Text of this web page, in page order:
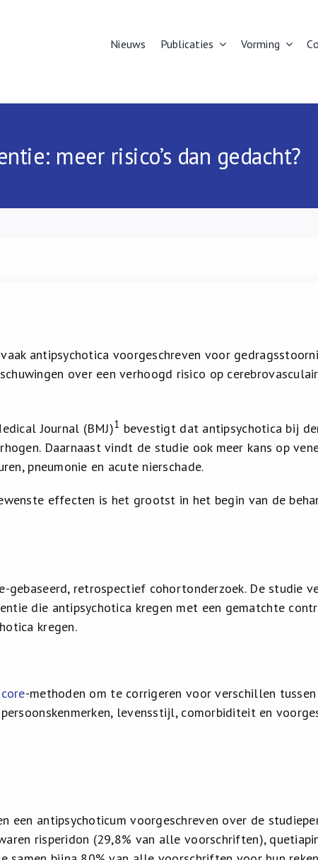
Nieuws Publicaties Vorming
meer risico’s dan gedacht?
antipsychotica voorgeschreven voor
over een verhoogd risico op
Journal (BMJ)1 bevestigt dat antipsychotica bij
Daarnaast vindt de studie ook meer kans op
pneumonie en acute nierschade.
effecten is het grootst in het begin van de
gebaseerd, retrospectief cohortonderzoek. De studie
die antipsychotica kregen met een gematchte
kregen.
-methoden om te corrigeren voor verschillen
levensstijl, comorbiditeit en
een antipsychoticum voorgeschreven over de
risperidon (29,8% van alle voorschriften),